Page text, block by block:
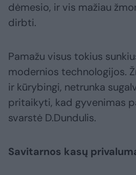
dėmesio, ir vis mažiau
dirbti.
Pamažu visus tokius
modernios technologijos.
ir kūrybingi, netrunka
pritaikyti, kad gyvenimas
svarstė D.Dundulis.
Savitarnos kasų